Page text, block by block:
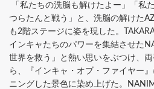
「私たちの洗脳も解けたよー」「私
つらたんと戦う」と、洗脳の解けた
も2階ステージに姿を現した。
インキャたちのパワーを集結させた
世界を救う」と熱い思いをぶつけ、
ら、『インキャ・オブ・ファイヤー
ニングした景色に染め上げた。